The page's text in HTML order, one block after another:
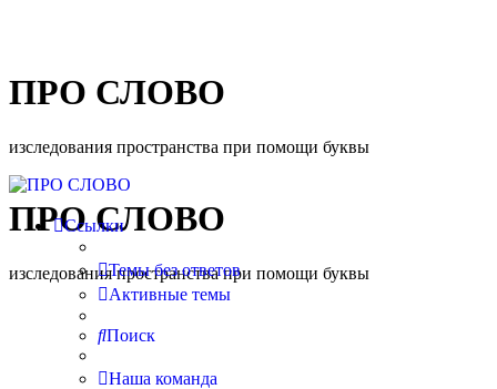
ПРО СЛОВО
изследования пространства при помощи буквы
ПРО СЛОВО
изследования пространства при помощи буквы
Ссылки
Темы без ответов
Активные темы
Поиск
Наша команда